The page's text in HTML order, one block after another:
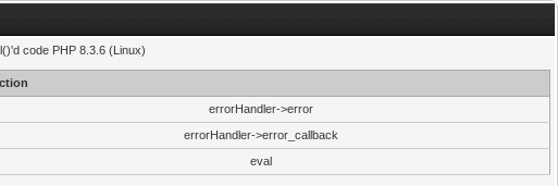
code PHP 8.3.6 (Linux)
errorHandler->error
errorHandler->error_callback
eval